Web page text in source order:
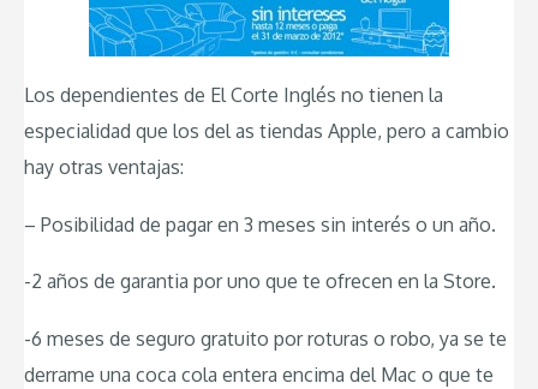
Los dependientes de El Corte Inglés no tienen la
especialidad que los del as tiendas Apple, pero a cambio
hay otras ventajas:
– Posibilidad de pagar en 3 meses sin interés o un año.
-2 años de garantia por uno que te ofrecen en la Store.
-6 meses de seguro gratuito por roturas o robo, ya se te
derrame una coca cola entera encima del Mac o que te